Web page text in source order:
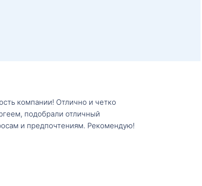
компании! Отлично и четко
подобрали отличный
и предпочтениям. Рекомендую!